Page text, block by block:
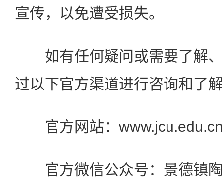
宣传，以免遭受损失。
如有任何疑问或需要了解、
过以下官方渠道进行咨询和了
官方网站：
官方微信公众号：景德镇